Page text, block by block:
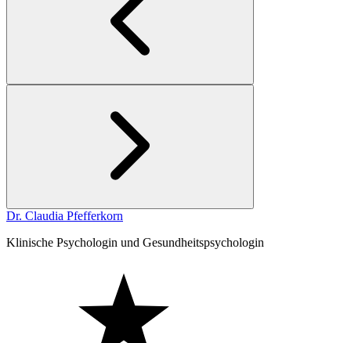
Dr. Claudia Pfefferkorn
Klinische Psychologin und Gesundheitspsychologin